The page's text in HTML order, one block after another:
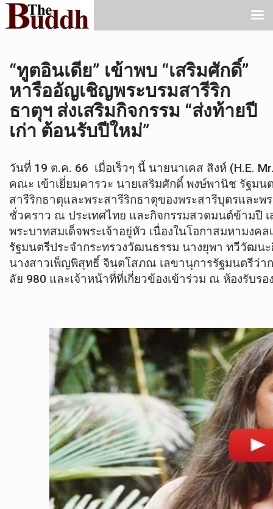
“ทูตอินเดีย” เข้าพบ “เสริมศักดิ์”
หารืออัญเชิญพระบรมสารีริก
ธาตุฯ ส่งเสริมกิจกรรม “ส่งท้ายปี
เก่า ต้อนรับปีใหม่”
วันที่ 19 ต.ค. 66 เมื่อเร็วๆ นี้ นายนาเคส สิงห์ (H.E.
คณะ เข้าเยี่ยมคารวะ นายเสริมศักดิ์ พงษ์พานิช รัฐม
สารีริกธาตุและพระสารีริกธาตุของพระสารีบุตรแล
ชั่วคราว ณ ประเทศไทย และกิจกรรมสวดมนต์ข้ามปี
พระบาทสมเด็จพระเจ้าอยู่หัว เนื่องในโอกาสมหามง
รัฐมนตรีประจำกระทรวงวัฒนธรรม นางยุพา ทวีวัฒ
นางสาวเพ็ญพิสุทธิ์ จินตโสภณ เลขานุการรัฐมนตรีว่
ลัย 980 และเจ้าหน้าที่ที่เกี่ยวข้องเข้าร่วม ณ ห้องรับ